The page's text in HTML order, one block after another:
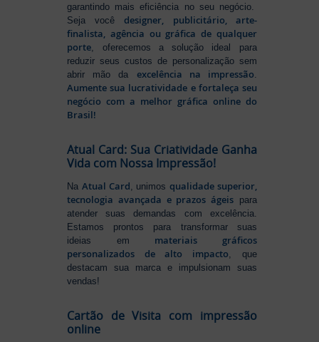
garantindo mais eficiência no seu negócio.
Seja vocêdesigner, publicitário, arte-
finalista, agência ou gráfica de qualquer
porte , oferecemos a solução ideal para
reduzir seus custos de personalização sem
abrir mão da excelência na impressão
Aumente sua lucratividade e fortaleça seu
negócio com a melhor gráfica online do
Brasil!
Atual Card: Sua Criatividade Ganha
Vida com Nossa Impressão!
Na Atual Card, unimos qualidade superior,
tecnologia avançada e prazos ágeispara
atender suas demandas com excelência.
Estamos prontos para transformar suas
ideias em materiais gráficos
personalizados de alto impacto, que
destacam sua marca e impulsionam suas
vendas!
Cartão de Visita com impressão
online